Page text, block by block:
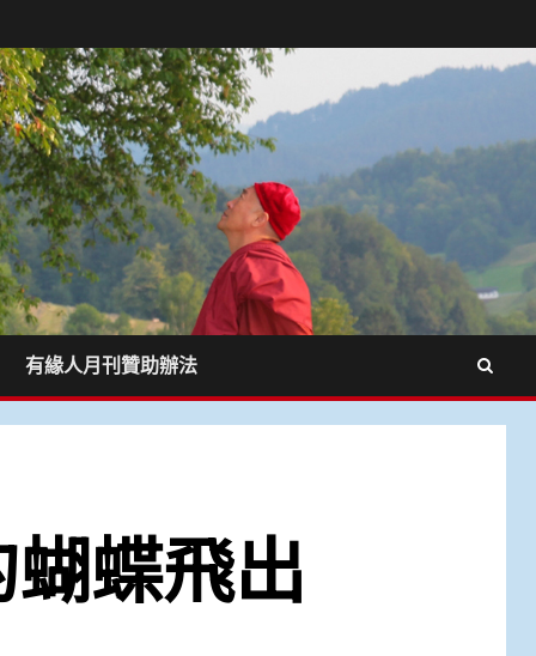
有緣人月刊贊助辦法
蝶飛出